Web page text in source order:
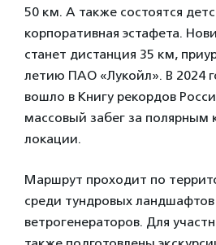
50 км. А также состоятся
корпоративная эстафета.
станет дистанция 35 км,
летию ПАО «Лукойл». В 2024
вошло в Книгу рекордов
массовый забег за полярным
локации.
Маршрут проходит по
среди тундровых
ветрогенераторов. Для